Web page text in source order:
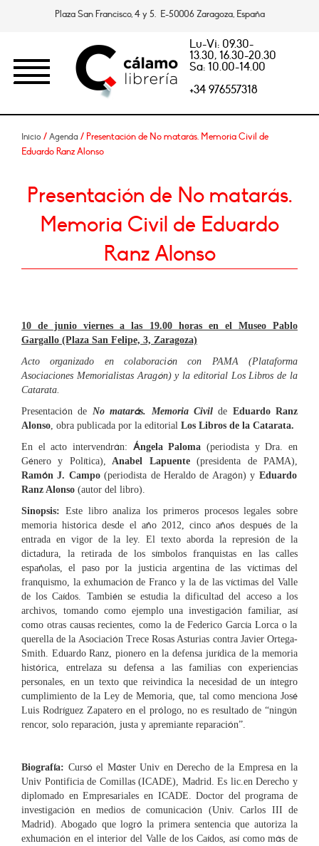
Plaza San Francisco, 4 y 5. E-50006 Zaragoza, España
Lu-Vi: 09.30-
13.30, 16.30-20.30
Sa: 10.00-14.00
+34 976557318
Inicio / Agenda / Presentación de No matarás. Memoria Civil de
Eduardo Ranz Alonso
Presentación de No matarás.
Memoria Civil de Eduardo
Ranz Alonso
10 de junio viernes a las 19.00 horas en el Museo Pablo
Gargallo (Plaza San Felipe, 3, Zaragoza)
Acto organizado en colaboración con PAMA (Plataforma
Asociaciones Memorialistas Aragón) y la editorial Los Libros de la
Catarata.
Presentación de No matarás. Memoria Civilde Eduardo Ranz
Alonso, obra publicada por la editorial Los Libros de la Catarata.
En el acto intervendrán: Ángela Paloma(periodista y Dra. en
Género y Política), Anabel Lapuente(presidenta de PAMA),
Ramón J. Campo(periodista de Heraldo de Aragón) y Eduardo
Ranz Alonso (autor del libro).
Sinopsis: Este libro analiza los primeros procesos legales sobre
memoria histórica desde el año 2012, cinco años después de la
entrada en vigor de la ley. El texto aborda la represión de la
dictadura, la retirada de los símbolos franquistas en las calles
españolas, el paso por la justicia argentina de las víctimas del
franquismo, la exhumación de Franco y la de las víctimas del Valle
de los Caídos. También se estudia la dificultad del acceso a los
archivos, tomando como ejemplo una investigación familiar, así
como otras causas recientes, como la de Federico García Lorca o la
querella de la Asociación Trece Rosas Asturias contra Javier Ortega-
Smith. Eduardo Ranz, pionero en la defensa jurídica de la memoria
histórica, entrelaza su defensa a las familias con experiencias
personales, en un texto que reivindica la necesidad de un íntegro
cumplimiento de la Ley de Memoria, que, tal como menciona José
Luis Rodríguez Zapatero en el prólogo, no es resultado de“ningún
rencor, solo reparación, justa y apremiante reparación”.
Biografía: Cursóel Máster Univ en Derecho de la Empresa en la
Univ Pontificia de Comillas (ICADE), Madrid. Es lic.en Derecho y
diplomado en Empresariales en ICADE. Doctor del programa de
investigación en medios de comunicación (Univ. Carlos III de
Madrid). Abogado que logró la primera sentencia que autoriza la
exhumación en el interior del Valle de los Caídos, asícomo más de